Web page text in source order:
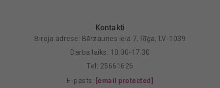
Kontakti
Biroja adrese: Bērzaunes iela 7, Rīga, LV-1039
Darba laiks: 10.00-17.30
Tel: 25661626
E-pasts: [email protected]